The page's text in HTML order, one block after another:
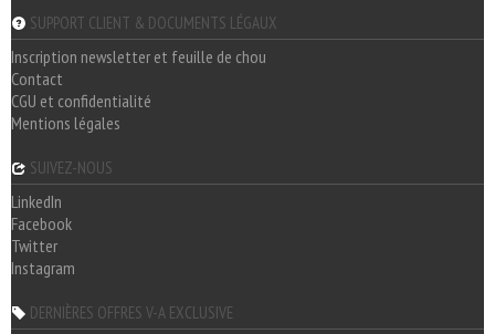
SUPPORT CLIENT & DOCUMENTS LÉGAUX
Inscription newsletter et feuille de chou
Contact
CGU et confidentialité
Mentions légales
SUIVEZ-NOUS
LinkedIn
Facebook
Twitter
Instagram
DERNIÈRES OFFRES V-A EXCLUSIVE